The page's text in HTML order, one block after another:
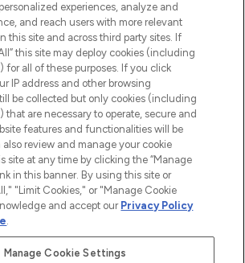
& INFORMATION
IMPRESSUM
LOOKFANTASTIC
COVID-19
experiences, analyze and
and reach users with more relevant
this site and across third party sites. If
this site may deploy cookies (including
for all of these purposes. If you click
IP address and other browsing
be collected but only cookies (including
that are necessary to operate, secure and
features and functionalities will be
also review and manage your cookie
site at any time by clicking the “Manage
in this banner. By using this site or
"Limit Cookies," or "Manage Cookie
and accept our Privacy Policy
.
Manage Cookie Settings